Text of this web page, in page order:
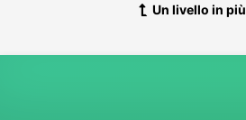
Un livello in più